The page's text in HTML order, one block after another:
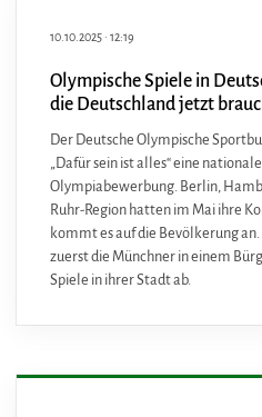
10.10.2025 · 12:19
Olympische Spiele in
die Deutschland jetzt
Der Deutsche Olympische
„Dafür sein ist alles“ eine
Olympiabewerbung. Berlin,
Ruhr-Region hatten im Mai ihre
kommt es auf die Bevölkerung
zuerst die Münchner in einem
Spiele in ihrer Stadt ab.